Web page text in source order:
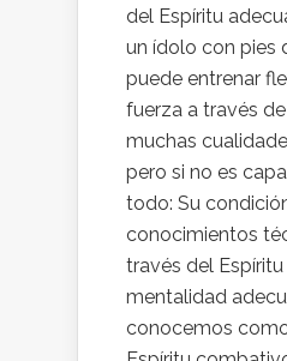
del Espíritu
un ídolo con pies
puede entrenar
fuerza a través
muchas
pero si no es
todo: Su
conocimientos
través del
mentalidad
conocemos